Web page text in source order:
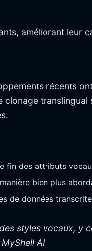
améliorant leur
récents
clonage
fin des attributs
bien plus
de données
styles vocaux, y
AI